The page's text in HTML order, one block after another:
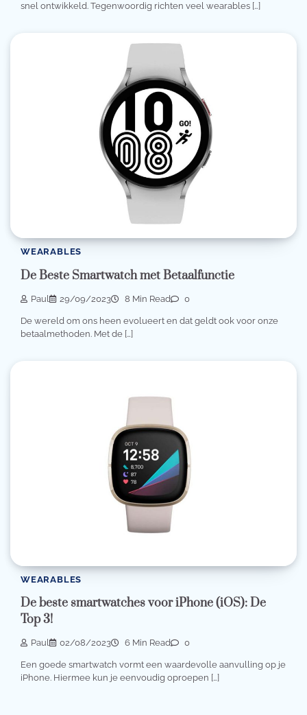
snel ontwikkeld. Tegenwoordig richten veel wearables […]
WEARABLES
De Beste Smartwatch met Betaalfunctie
Paul 29/09/2023 8 Min Read 0
De wereld om ons heen evolueert en dat geldt ook voor onze
betaalmethoden. Met de […]
WEARABLES
De beste smartwatches voor iPhone (iOS): De
Top 3!
Paul 02/08/2023 6 Min Read 0
Een goede smartwatch vormt een waardevolle aanvulling op je
iPhone. Hiermee kun je eenvoudig oproepen […]